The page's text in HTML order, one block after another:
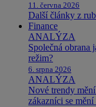
11. června 2026
Další články z
Finance
ANALÝZA
Společná obrana
režim?
6. srpna 2026
ANALÝZA
Nové trendy
zákazníci se